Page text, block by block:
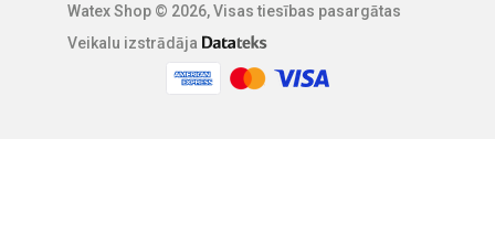
Watex Shop © 2026, Visas tiesības pasargātas
Veikalu izstrādāja